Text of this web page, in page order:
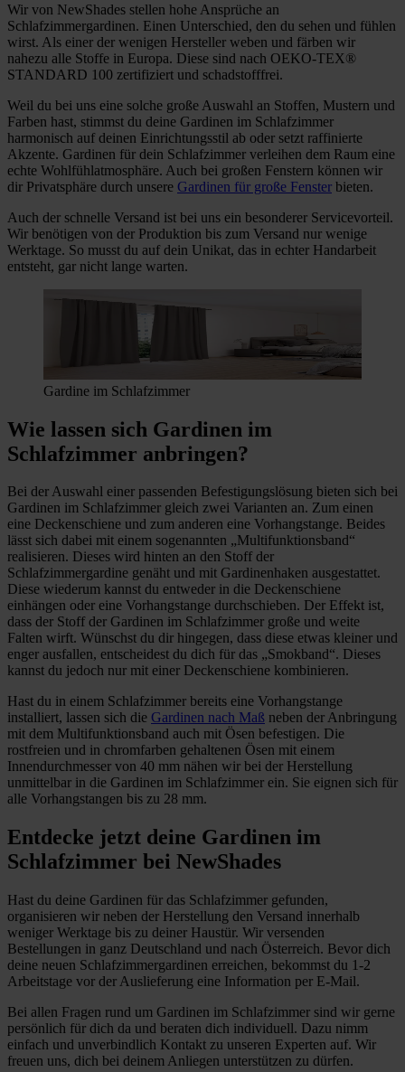
Wir von NewShades stellen hohe Ansprüche an
Schlafzimmergardinen. Einen Unterschied, den du sehen und fühlen
wirst. Als einer der wenigen Hersteller weben und färben wir
nahezu alle Stoffe in Europa. Diese sind nach OEKO-TEX®
STANDARD 100 zertifiziert und schadstofffrei.
Weil du bei uns eine solche große Auswahl an Stoffen, Mustern und
Farben hast, stimmst du deine Gardinen im Schlafzimmer
harmonisch auf deinen Einrichtungsstil ab oder setzt raffinierte
Akzente. Gardinen für dein Schlafzimmer verleihen dem Raum eine
echte Wohlfühlatmosphäre. Auch bei großen Fenstern können wir
dir Privatsphäre durch unsere Gardinen für große Fenster bieten.
Auch der schnelle Versand ist bei uns ein besonderer Servicevorteil.
Wir benötigen von der Produktion bis zum Versand nur wenige
Werktage. So musst du auf dein Unikat, das in echter Handarbeit
entsteht, gar nicht lange warten.
Gardine im Schlafzimmer
Wie lassen sich Gardinen im
Schlafzimmer anbringen?
Bei der Auswahl einer passenden Befestigungslösung bieten sich bei
Gardinen im Schlafzimmer gleich zwei Varianten an. Zum einen
eine Deckenschiene und zum anderen eine Vorhangstange. Beides
lässt sich dabei mit einem sogenannten „Multifunktionsband“
realisieren. Dieses wird hinten an den Stoff der
Schlafzimmergardine genäht und mit Gardinenhaken ausgestattet.
Diese wiederum kannst du entweder in die Deckenschiene
einhängen oder eine Vorhangstange durchschieben. Der Effekt ist,
dass der Stoff der Gardinen im Schlafzimmer große und weite
Falten wirft. Wünschst du dir hingegen, dass diese etwas kleiner und
enger ausfallen, entscheidest du dich für das „Smokband“. Dieses
kannst du jedoch nur mit einer Deckenschiene kombinieren.
Hast du in einem Schlafzimmer bereits eine Vorhangstange
installiert, lassen sich die Gardinen nach Maß neben der Anbringung
mit dem Multifunktionsband auch mit Ösen befestigen. Die
rostfreien und in chromfarben gehaltenen Ösen mit einem
Innendurchmesser von 40 mm nähen wir bei der Herstellung
unmittelbar in die Gardinen im Schlafzimmer ein. Sie eignen sich für
alle Vorhangstangen bis zu 28 mm.
Entdecke jetzt deine Gardinen im
Schlafzimmer bei NewShades
Hast du deine Gardinen für das Schlafzimmer gefunden,
organisieren wir neben der Herstellung den Versand innerhalb
weniger Werktage bis zu deiner Haustür. Wir versenden
Bestellungen in ganz Deutschland und nach Österreich. Bevor dich
deine neuen Schlafzimmergardinen erreichen, bekommst du 1-2
Arbeitstage vor der Auslieferung eine Information per E-Mail.
Bei allen Fragen rund um Gardinen im Schlafzimmer sind wir gerne
persönlich für dich da und beraten dich individuell. Dazu nimm
einfach und unverbindlich Kontakt zu unseren Experten auf. Wir
freuen uns, dich bei deinem Anliegen unterstützen zu dürfen.